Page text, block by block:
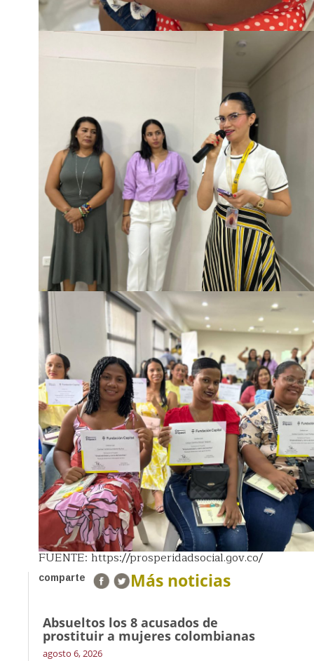
FUENTE: https://prosperidadsocial.gov.co/
comparte Más noticias
Absueltos los 8 acusados de
prostituir a mujeres colombianas
agosto 6, 2026